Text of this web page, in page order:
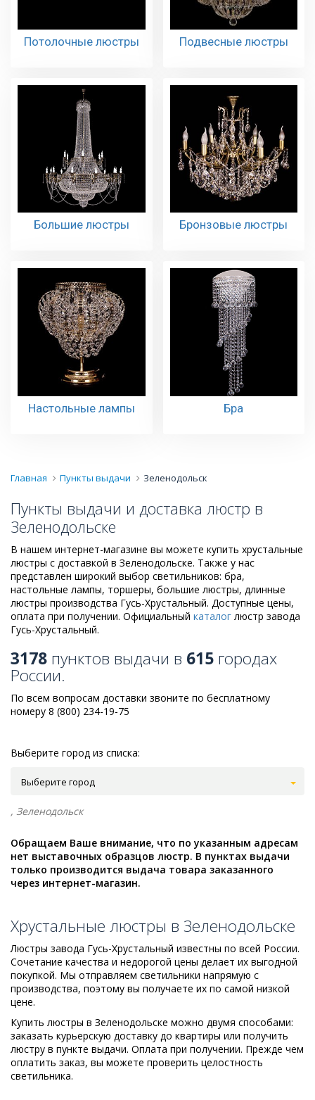
Потолочные люстры Подвесные люстры
Большие люстры Бронзовые люстры
Настольные лампы Бра
Главная Пункты выдачи Зеленодольск
Пункты выдачи и доставка люстр в
Зеленодольске
В нашем интернет-магазине вы можете купить хрустальные
люстры с доставкой в Зеленодольске. Также у нас
представлен широкий выбор светильников: бра,
настольные лампы, торшеры, большие люстры, длинные
люстры производства Гусь-Хрустальный. Доступные цены,
оплата при получении. Официальный каталог люстр завода
Гусь-Хрустальный.
3178 пунктов выдачи в 615 городах
России.
По всем вопросам доставки звоните по бесплатному
номеру 8 (800) 234-19-75
Выберите город из списка:
Выберите город
, Зеленодольск
Обращаем Ваше внимание, что по указанным адресам
нет выставочных образцов люстр. В пунктах выдачи
только производится выдача товара заказанного
через интернет-магазин.
Хрустальные люстры в Зеленодольске
Люстры завода Гусь-Хрустальный известны по всей России.
Сочетание качества и недорогой цены делает их выгодной
покупкой. Мы отправляем светильники напрямую с
производства, поэтому вы получаете их по самой низкой
цене.
Купить люстры в Зеленодольске можно двумя способами:
заказать курьерскую доставку до квартиры или получить
люстру в пункте выдачи. Оплата при получении. Прежде чем
оплатить заказ, вы можете проверить целостность
светильника.